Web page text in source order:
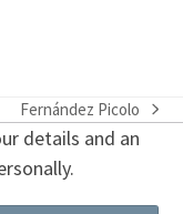
next
post:
Fernández Picolo
details and an